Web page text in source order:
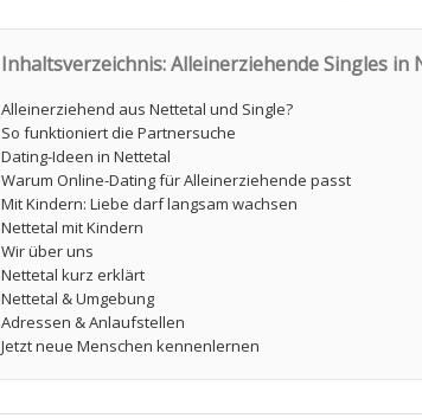
Inhaltsverzeichnis: Alleinerziehende Singles in
Alleinerziehend aus Nettetal und Single?
So funktioniert die Partnersuche
Dating-Ideen in Nettetal
Warum Online-Dating für Alleinerziehende passt
Mit Kindern: Liebe darf langsam wachsen
Nettetal mit Kindern
Wir über uns
Nettetal kurz erklärt
Nettetal & Umgebung
Adressen & Anlaufstellen
Jetzt neue Menschen kennenlernen